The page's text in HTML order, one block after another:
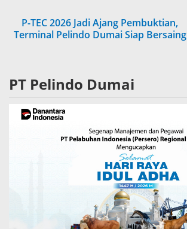
P-TEC 2026 Jadi Ajang Pembuktian,
Terminal Pelindo Dumai Siap Bersaing
PT Pelindo Dumai